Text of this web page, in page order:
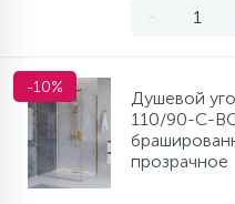
-
-10%
Душевой
110/90-C-
прозрачное